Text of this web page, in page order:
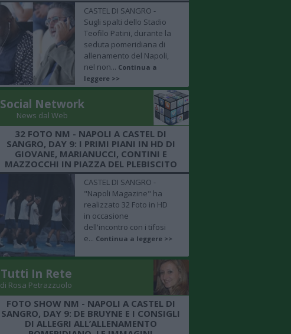
CASTEL DI SANGRO -
Sugli spalti dello Stadio
Teofilo Patini, durante la
seduta pomeridiana di
allenamento del Napoli,
nel non... Continua a
leggere >>
Social Network
News dal Web
32 FOTO NM - NAPOLI A CASTEL DI
SANGRO, DAY 9: I PRIMI PIANI IN HD DI
GIOVANE, MARIANUCCI, CONTINI E
MAZZOCCHI IN PIAZZA DEL PLEBISCITO
CASTEL DI SANGRO -
"Napoli Magazine" ha
realizzato 32 Foto in HD
in occasione
dell'incontro con i tifosi
e... Continua a leggere >>
Tutti In Rete
di Rosa Petrazzuolo
FOTO SHOW NM - NAPOLI A CASTEL DI
SANGRO, DAY 9: DE BRUYNE E I CONSIGLI
DI ALLEGRI ALL’ALLENAMENTO